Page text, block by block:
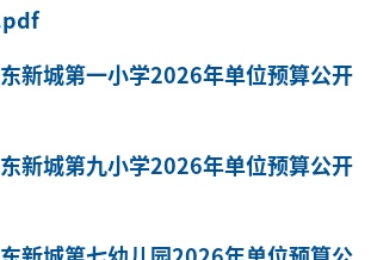
新城第一小学2026年单位预算公开
新城第九小学2026年单位预算公开